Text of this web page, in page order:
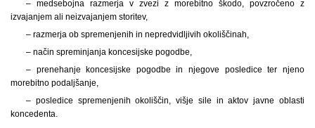
– medsebojna razmerja v zvezi z morebitno škodo, povzročeno z
izvajanjem ali neizvajanjem storitev,
– razmerja ob spremenjenih in nepredvidljivih okoliščinah,
– način spreminjanja koncesijske pogodbe,
– prenehanje koncesijske pogodbe in njegove posledice ter njeno
morebitno podaljšanje,
– posledice spremenjenih okoliščin, višje sile in aktov javne oblasti
koncedenta.